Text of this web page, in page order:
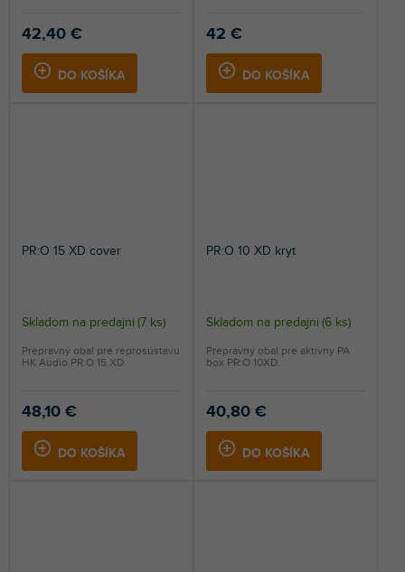
42,40 €
DO KOŠÍKA
42 €
DO KOŠÍKA
PR:O 15 XD cover
Skladom na predajni (7 ks)
48,10 €
DO KOŠÍKA
Prepravný obal pre reprosústavu
HK Audio PR:O 15 XD.
PR:O 10 XD kryt
Skladom na predajni (6 ks)
40,80 €
DO KOŠÍKA
Prepravný obal pre aktívny PA
box PR:O 10XD.